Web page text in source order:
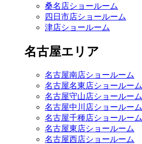
桑名店ショールーム
四日市店ショールーム
津店ショールーム
名古屋エリア
名古屋南店ショールーム
名古屋名東店ショールーム
名古屋守山店ショールーム
名古屋中川店ショールーム
名古屋千種店ショールーム
名古屋東店ショールーム
名古屋西店ショールーム